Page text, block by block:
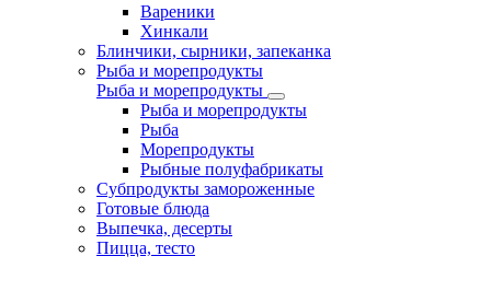
Вареники
Хинкали
Блинчики, сырники, запеканка
Рыба и морепродукты
Рыба и морепродукты
Рыба и морепродукты
Рыба
Морепродукты
Рыбные полуфабрикаты
Субпродукты замороженные
Готовые блюда
Выпечка, десерты
Пицца, тесто